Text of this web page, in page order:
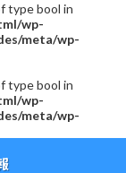
type bool in
wp-
meta/wp-
type bool in
wp-
meta/wp-